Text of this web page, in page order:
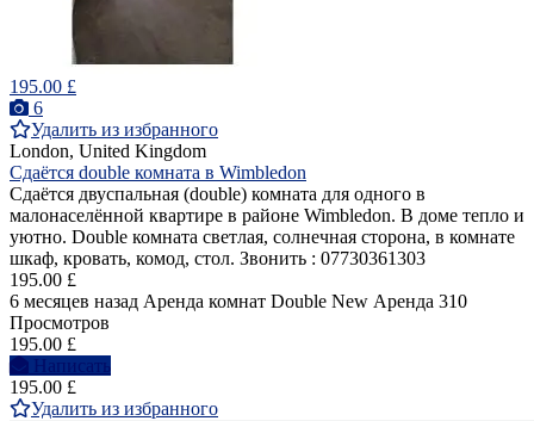
195.00 £
6
Удалить из избранного
London, United Kingdom
Сдаётся double комната в Wimbledon
Сдаётся двуспальная (double) комнатa для одного в
малонаселённой квартире в районе Wimbledon. В доме тепло и
уютно. Double комната светлая, солнечная сторона, в комнате
шкаф, кровать, комод, стол. Звонить : 07730361303
195.00 £
6 месяцев назад Аренда комнат Double New Аренда 310
Просмотров
195.00 £
Написать
195.00 £
Удалить из избранного